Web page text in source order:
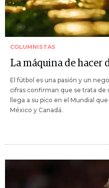
COLUMNISTAS
La máquina de hacer
El fútbol es una pasión y un
cifras confirman que se trata
llega a su pico en el Mundial
México y Canadá.